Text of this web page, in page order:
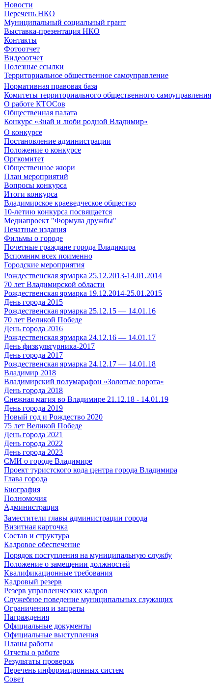
Новости
Перечень НКО
Муниципальный социальный грант
Выставка-презентация НКО
Контакты
Фотоотчет
Видеоотчет
Полезные ссылки
Территориальное общественное самоуправление
Нормативная правовая база
Комитеты территориального общественного самоуправления
О работе КТОСов
Общественная палата
Конкурс «Знай и люби родной Владимир»
О конкурсе
Постановление администрации
Положение о конкурсе
Оргкомитет
Общественное жюри
План мероприятий
Вопросы конкурса
Итоги конкурса
Владимирское краеведческое общество
10-летию конкурса посвящается
Медиапроект "Формула дружбы"
Печатные издания
Фильмы о городе
Почетные граждане города Владимира
Вспомним всех поименно
Городские мероприятия
Рождественская ярмарка 25.12.2013-14.01.2014
70 лет Владимирской области
Рождественская ярмарка 19.12.2014-25.01.2015
День города 2015
Рождественская ярмарка 25.12.15 — 14.01.16
70 лет Великой Победе
День города 2016
Рождественская ярмарка 24.12.16 — 14.01.17
День физкультурника-2017
День города 2017
Рождественская ярмарка 24.12.17 — 14.01.18
Владимир 2018
Владимирский полумарафон «Золотые ворота»
День города 2018
Снежная магия во Владимире 21.12.18 - 14.01.19
День города 2019
Новый год и Рождество 2020
75 лет Великой Победе
День города 2021
День города 2022
День города 2023
СМИ о городе Владимире
Проект туристского кода центра города Владимира
Глава города
Биография
Полномочия
Администрация
Заместители главы администрации города
Визитная карточка
Состав и структура
Кадровое обеспечение
Порядок поступления на муниципальную службу
Положение о замещении должностей
Квалификационные требования
Кадровый резерв
Резерв управленческих кадров
Служебное поведение муниципальных служащих
Ограничения и запреты
Награждения
Официальные документы
Официальные выступления
Планы работы
Отчеты о работе
Результаты проверок
Перечень информационных систем
Совет